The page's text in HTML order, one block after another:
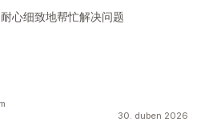
心细致地帮忙解决问题
30. duben 2026